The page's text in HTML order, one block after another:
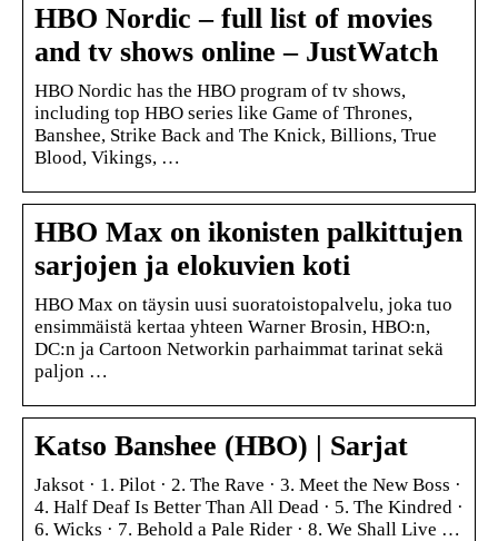
HBO Nordic – full list of movies
and tv shows online – JustWatch
HBO Nordic has the HBO program of tv shows,
including top HBO series like Game of Thrones,
Banshee, Strike Back and The Knick, Billions, True
Blood, Vikings, …
HBO Max on ikonisten palkittujen
sarjojen ja elokuvien koti
HBO Max on täysin uusi suoratoistopalvelu, joka tuo
ensimmäistä kertaa yhteen Warner Brosin, HBO:n,
DC:n ja Cartoon Networkin parhaimmat tarinat sekä
paljon …
Katso Banshee (HBO) | Sarjat
Jaksot · 1. Pilot · 2. The Rave · 3. Meet the New Boss ·
4. Half Deaf Is Better Than All Dead · 5. The Kindred ·
6. Wicks · 7. Behold a Pale Rider · 8. We Shall Live …